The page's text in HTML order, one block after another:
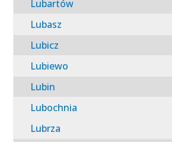
Lubartów
Lubasz
Lubicz
Lubiewo
Lubin
Lubochnia
Lubrza